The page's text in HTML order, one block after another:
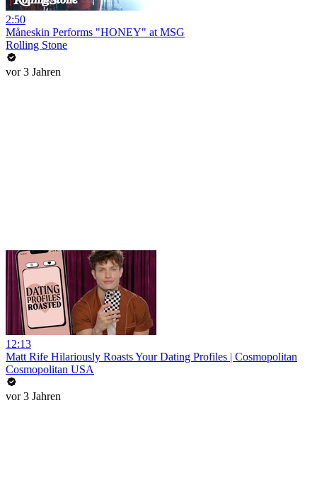
2:50
Måneskin Performs "HONEY" at MSG
Rolling Stone
vor 3 Jahren
12:13
Matt Rife Hilariously Roasts Your Dating Profiles | Cosmopolitan
Cosmopolitan USA
vor 3 Jahren